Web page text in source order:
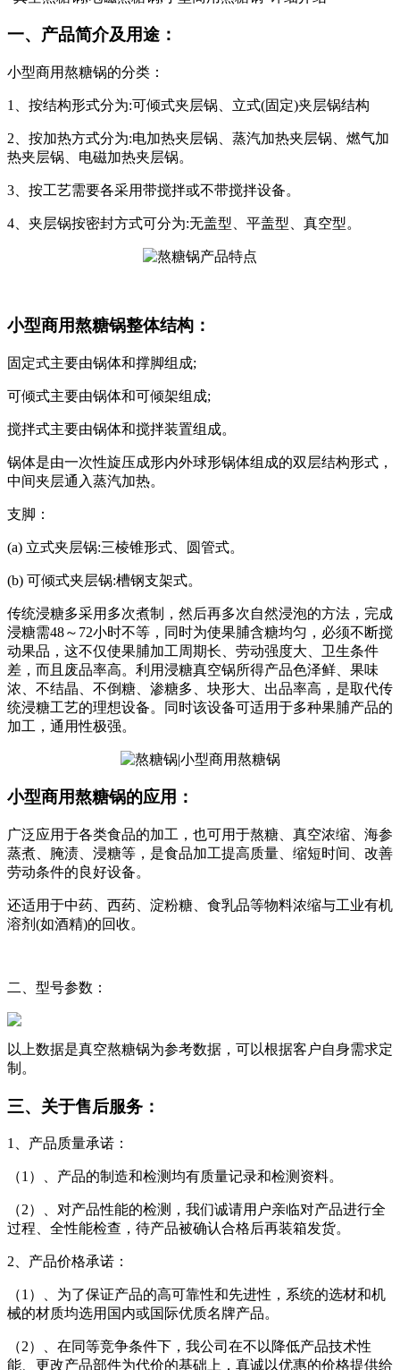
一、产品简介及用途：
小型商用熬糖锅的分类：
1、按结构形式分为:可倾式夹层锅、立式(固定)夹层锅结构
2、按加热方式分为:电加热夹层锅、蒸汽加热夹层锅、燃气加
热夹层锅、电磁加热夹层锅。
3、按工艺需要各采用带搅拌或不带搅拌设备。
4、夹层锅按密封方式可分为:无盖型、平盖型、真空型。
小型商用熬糖锅整体结构：
固定式主要由锅体和撑脚组成;
可倾式主要由锅体和可倾架组成;
搅拌式主要由锅体和搅拌装置组成。
锅体是由一次性旋压成形内外球形锅体组成的双层结构形式，
中间夹层通入蒸汽加热。
支脚：
(a) 立式夹层锅:三棱锥形式、圆管式。
(b) 可倾式夹层锅:槽钢支架式。
传统浸糖多采用多次煮制，然后再多次自然浸泡的方法，完成
浸糖需48～72小时不等，同时为使果脯含糖均匀，必须不断搅
动果品，这不仅使果脯加工周期长、劳动强度大、卫生条件
差，而且废品率高。利用浸糖真空锅所得产品色泽鲜、果味
浓、不结晶、不倒糖、渗糖多、块形大、出品率高，是取代传
统浸糖工艺的理想设备。同时该设备可适用于多种果脯产品的
加工，通用性极强。
小型商用熬糖锅的应用：
广泛应用于各类食品的加工，也可用于熬糖、真空浓缩、海参
蒸煮、腌渍、浸糖等，是食品加工提高质量、缩短时间、改善
劳动条件的良好设备。
还适用于中药、西药、淀粉糖、食乳品等物料浓缩与工业有机
溶剂(如酒精)的回收。
二、型号参数：
以上数据是真空熬糖锅为参考数据，可以根据客户自身需求定
制。
三、关于售后服务：
1、产品质量承诺：
（1）、产品的制造和检测均有质量记录和检测资料。
（2）、对产品性能的检测，我们诚请用户亲临对产品进行全
过程、全性能检查，待产品被确认合格后再装箱发货。
2、产品价格承诺：
（1）、为了保证产品的高可靠性和先进性，系统的选材和机
械的材质均选用国内或国际优质名牌产品。
（2）、在同等竞争条件下，我公司在不以降低产品技术性
能、更改产品部件为代价的基础上，真诚以优惠的价格提供给